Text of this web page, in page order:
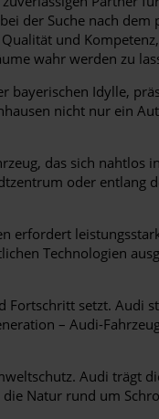
der Suche nach dem
und
wahr werden zu
bayerischen Idylle,
nicht nur ein
das sich nahtlos
oder entlang
erfordert
Technologien
Fortschritt setzt. Audi
– Audi-
Audi trägt
Natur rund um